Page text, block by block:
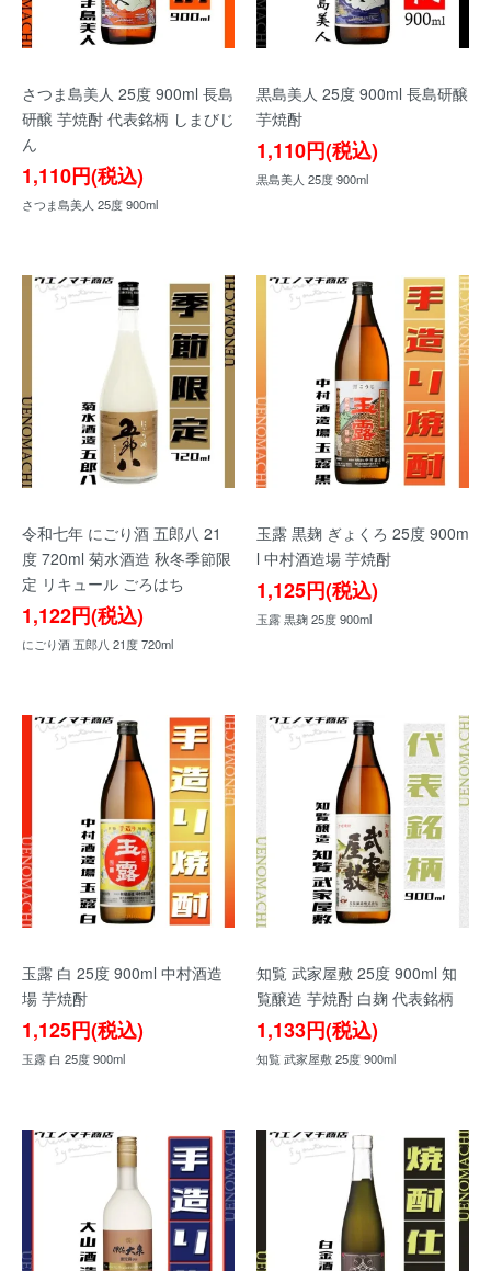
さつま島美人 25度 900ml 長島
研醸 芋焼酎 代表銘柄 しまびじ
ん
1,110円(税込)
さつま島美人 25度 900ml
黒島美人 25度 900ml 長島研醸
芋焼酎
1,110円(税込)
黒島美人 25度 900ml
令和七年 にごり酒 五郎八 21
度 720ml 菊水酒造 秋冬季節限
定 リキュール ごろはち
1,122円(税込)
にごり酒 五郎八 21度 720ml
玉露 黒麹 ぎょくろ 25度 900m
l 中村酒造場 芋焼酎
1,125円(税込)
玉露 黒麹 25度 900ml
玉露 白 25度 900ml 中村酒造
場 芋焼酎
1,125円(税込)
玉露 白 25度 900ml
知覧 武家屋敷 25度 900ml 知
覧醸造 芋焼酎 白麹 代表銘柄
1,133円(税込)
知覧 武家屋敷 25度 900ml